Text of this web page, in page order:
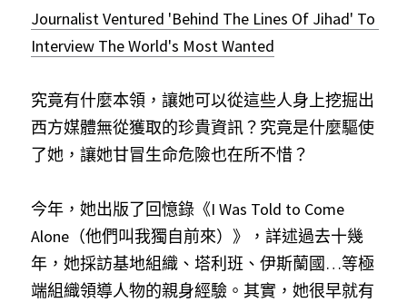
Journalist Ventured 'Behind The Lines Of Jihad' To
Interview The World's Most Wanted
究竟有什麼本領，讓她可以從這些人身上挖掘出
西方媒體無從獲取的珍貴資訊？究竟是什麼驅使
了她，讓她甘冒生命危險也在所不惜？
今年，她出版了回憶錄《I Was Told to Come
Alone（他們叫我獨自前來）》，詳述過去十幾
年，她採訪基地組織、塔利班、伊斯蘭國…等極
端組織領導人物的親身經驗。其實，她很早就有